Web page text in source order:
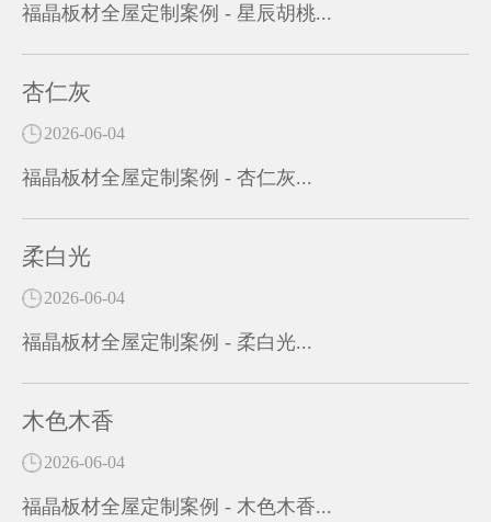
福晶板材全屋定制案例 - 星辰胡桃...
杏仁灰
2026-06-04
福晶板材全屋定制案例 - 杏仁灰...
柔白光
2026-06-04
福晶板材全屋定制案例 - 柔白光...
木色木香
2026-06-04
福晶板材全屋定制案例 - 木色木香...